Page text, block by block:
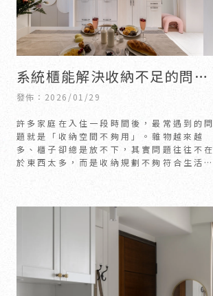
系統櫃能解決收納不足的問題
嗎？｜新竹室內設計公司｜竹
北室內設計公司
發佈：2026/01/29
許多家庭在入住一段時間後，最常遇到的問
題就是「收納空間不夠用」。雜物越來越
多、櫃子卻總是放不下，其實問題往往不在
於東西太多，而是收納規劃不夠符合生活習